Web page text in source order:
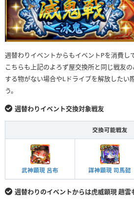
週替わりイベントからもイベントPを消費し
こちらも上記のよろず屋交換所と同じ戦友
する物がない場合やLドライブを解放したい
う。
週替わりイベント交換対象戦友
交換可能戦友
武神顕現 呂布 謀神顕現 司馬懿
週替わりのイベントからは虎威顕現 趙雲